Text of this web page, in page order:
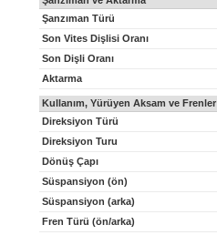
Şanzıman Türü
Son Vites Dişlisi Oranı
Son Dişli Oranı
Aktarma
Kullanım, Yürüyen Aksam ve Frenler
Direksiyon Türü
Direksiyon Turu
Dönüş Çapı
Süspansiyon (ön)
Süspansiyon (arka)
Fren Türü (ön/arka)